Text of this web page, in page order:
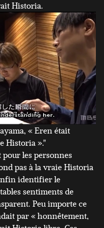
Historia.
« Eren était
Historia »."
pour les personnes
pas à la vraie Historia
identifier le
sentiments de
Peu importe ce
par « honnêtement,